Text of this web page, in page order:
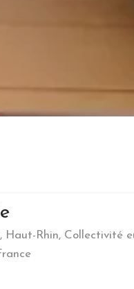
Haut-Rhin, Collectivité